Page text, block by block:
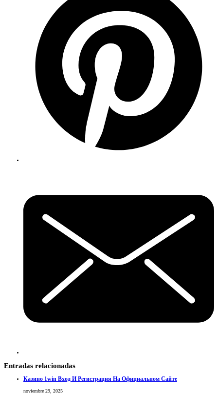
Entradas relacionadas
Казино 1win Вход И Регистрация На Официальном Сайте
noviembre 29, 2025